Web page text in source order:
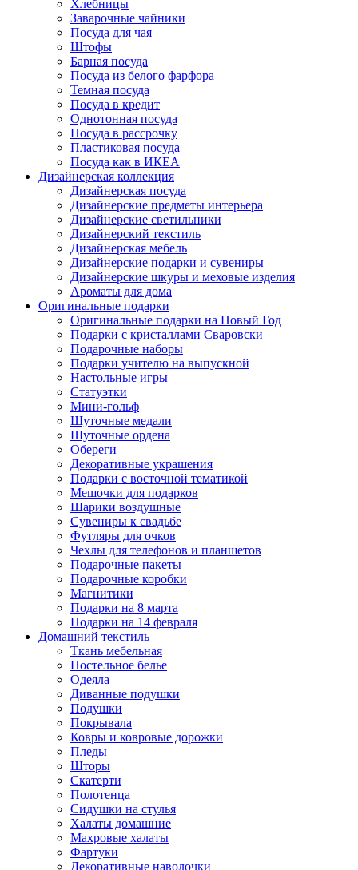
Хлебницы
Заварочные чайники
Посуда для чая
Штофы
Барная посуда
Посуда из белого фарфора
Темная посуда
Посуда в кредит
Однотонная посуда
Посуда в рассрочку
Пластиковая посуда
Посуда как в ИКЕА
Дизайнерская коллекция
Дизайнерская посуда
Дизайнерские предметы интерьера
Дизайнерские светильники
Дизайнерский текстиль
Дизайнерская мебель
Дизайнерские подарки и сувениры
Дизайнерские шкуры и меховые изделия
Ароматы для дома
Оригинальные подарки
Оригинальные подарки на Новый Год
Подарки с кристаллами Сваровски
Подарочные наборы
Подарки учителю на выпускной
Настольные игры
Статуэтки
Мини-гольф
Шуточные медали
Шуточные ордена
Обереги
Декоративные украшения
Подарки с восточной тематикой
Мешочки для подарков
Шарики воздушные
Сувениры к свадьбе
Футляры для очков
Чехлы для телефонов и планшетов
Подарочные пакеты
Подарочные коробки
Магнитики
Подарки на 8 марта
Подарки на 14 февраля
Домашний текстиль
Ткань мебельная
Постельное белье
Одеяла
Диванные подушки
Подушки
Покрывала
Ковры и ковровые дорожки
Пледы
Шторы
Скатерти
Полотенца
Сидушки на стулья
Халаты домашние
Махровые халаты
Фартуки
Декоративные наволочки